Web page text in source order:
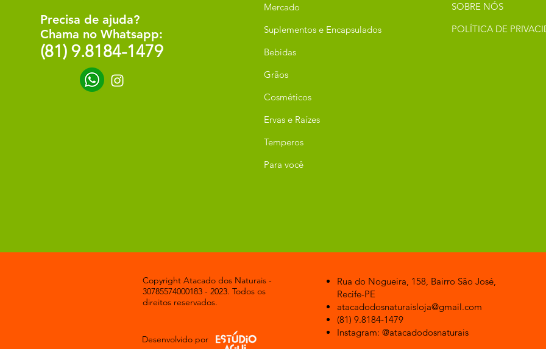
Precisa de ajuda?
Chama no Whatsapp:
(81) 9.8184-1479
Mercado
Suplementos e Encapsulados
Bebidas
Grãos
Cosméticos
Ervas e Raízes
Temperos
Para você
SOBRE NÓS
POLÍTICA DE
Copyright Atacado dos Naturais -
30785574000183 - 2023. Todos os
direitos reservados.
Desenvolvido por
Rua do Nogueira, 158, Bairro São José,
Recife-PE
atacadodosnaturaisloja@gmail.com
(81) 9.8184-1479
Instagram: @atacadodosnaturais